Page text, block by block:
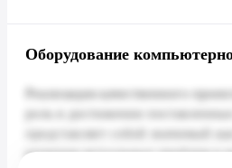
Оборудование